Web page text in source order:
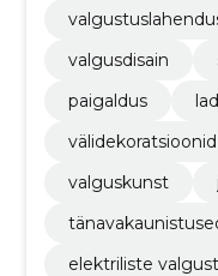
valgusdisain
paigaldus
välidekoratsioonid
valguskunst
elektriliste